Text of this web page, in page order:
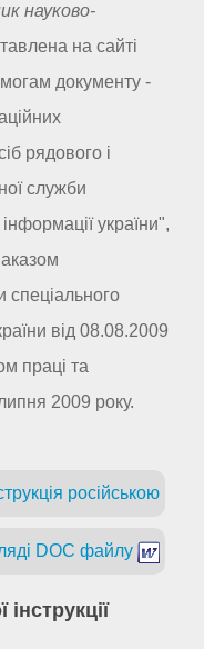
науково-
на сайті
документу -
рядового і
служби
україни",
спеціального
від 08.08.2009
праці та
2009 року.
російською
DOC файлу